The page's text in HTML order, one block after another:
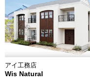
アイ工務店
Wis Natural